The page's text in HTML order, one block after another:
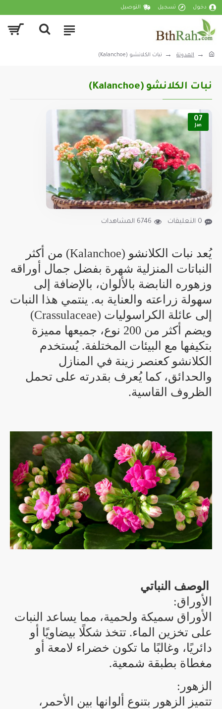
دخول تسجيل التوصيل
المدونة نبات الكلانشو (Kalanchoe)
نبات الكلانشو (Kalanchoe)
07
Jan
0 التعليقات 6746 المشاهدات
يُعد نبات الكلانشو (Kalanchoe) من أكثر
النباتات المنزلية شهرة بفضل جمال أوراقه
وزهوره النابضة بالألوان، بالإضافة إلى
سهولة زراعته والعناية به. ينتمي هذا النبات
إلى عائلة الكراسوليات (Crassulaceae)
ويضم أكثر من 200 نوع، جميعها مميزة
بتكيفها مع البيئات المختلفة. يُستخدم
الكلانشو كعنصر زينة في المنازل
والحدائق، كما يُعرف بقدرته على تحمل
الظروف القاسية.
الوصف النباتي
الأوراق:
الأوراق سميكة ولحمية، مما يساعد النبات
على تخزين الماء. تتخذ شكلًا بيضاويًا أو
دائريًا، وغالبًا ما تكون خضراء لامعة أو
مغطاة بطبقة شمعية.
الزهور:
تتميز الزهور بتنوع ألوانها بين الأحمر،